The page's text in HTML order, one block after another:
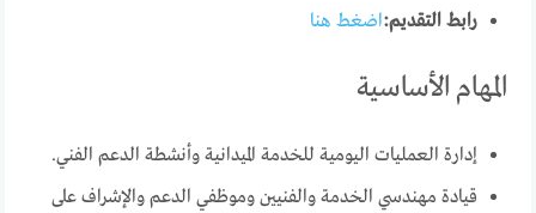
رابط التقديم:اضغط هنا
المهام الأساسية
إدارة العمليات اليومية للخدمة الميدانية وأنشطة الدعم الفني.
قيادة مهندسي الخدمة والفنيين وموظفي الدعم والإشراف على